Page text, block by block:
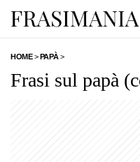
HOME>PAPÀ>
Frasi sul papà